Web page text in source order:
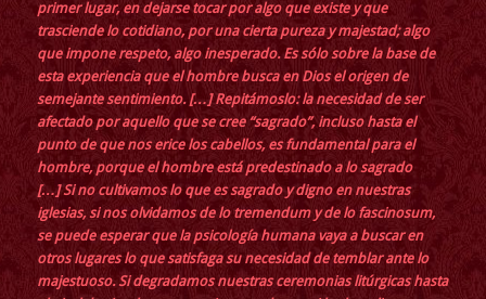
primer lugar, en dejarse tocar por algo que existe y que
trasciende lo cotidiano, por una cierta pureza y majestad; algo
que impone respeto, algo inesperado. Es sólo sobre la base de
esta experiencia que el hombre busca en Dios el origen de
semejante sentimiento. […] Repitámoslo: la necesidad de ser
afectado por aquello que se cree “sagrado”, incluso hasta el
punto de que nos erice los cabellos, es fundamental para el
hombre, porque el hombre está predestinado a lo sagrado
[…] Si no cultivamos lo que es sagrado y digno en nuestras
iglesias, si nos olvidamos de lo tremendum y de lo fascinosum,
se puede esperar que la psicología humana vaya a buscar en
otros lugares lo que satisfaga su necesidad de temblar ante lo
majestuoso. Si degradamos nuestras ceremonias litúrgicas hasta